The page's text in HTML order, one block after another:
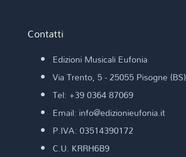
Contatti
Edizioni Musicali Eufonia
Via Trento, 5 - 25055 Pisogne (BS)
Tel: +39 0364 87069
Email: info@edizionieufonia.it
P.IVA: 03514390172
C.U. KRRH6B9